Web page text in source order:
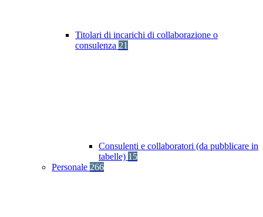
Titolari di incarichi di collaborazione o
consulenza 21
Consulenti e collaboratori (da pubblicare in
tabelle) 15
Personale 266